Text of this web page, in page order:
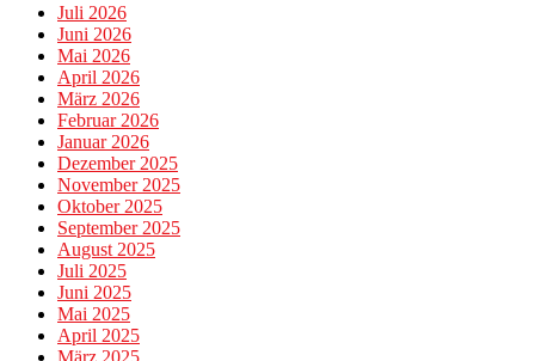
Juli 2026
Juni 2026
Mai 2026
April 2026
März 2026
Februar 2026
Januar 2026
Dezember 2025
November 2025
Oktober 2025
September 2025
August 2025
Juli 2025
Juni 2025
Mai 2025
April 2025
März 2025